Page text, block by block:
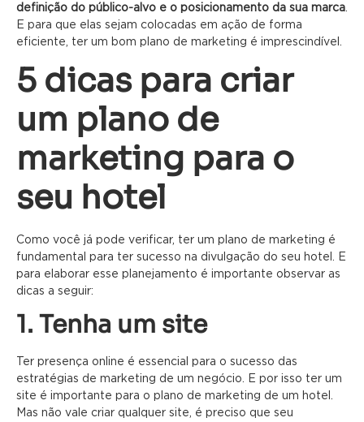
definição do público-alvo e o posicionamento da sua marca
E para que elas sejam colocadas em ação de forma
eficiente, ter um bom plano de marketing é imprescindível.
5 dicas para criar
um plano de
marketing para o
seu hotel
Como você já pode verificar, ter um plano de marketing é
fundamental para ter sucesso na divulgação do seu hotel. E
para elaborar esse planejamento é importante observar as
dicas a seguir:
1. Tenha um site
Ter presença online é essencial para o sucesso das
estratégias de marketing de um negócio. E por isso ter um
site é importante para o plano de marketing de um hotel.
Mas não vale criar qualquer site, é preciso que seu